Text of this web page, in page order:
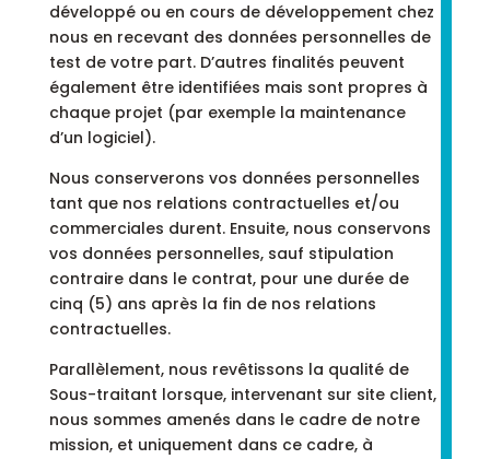
développé ou en cours de développement chez
nous en recevant des données personnelles de
test de votre part. D’autres finalités peuvent
également être identifiées mais sont propres à
chaque projet (par exemple la maintenance
d’un logiciel).
Nous conserverons vos données personnelles
tant que nos relations contractuelles et/ou
commerciales durent. Ensuite, nous conservons
vos données personnelles, sauf stipulation
contraire dans le contrat, pour une durée de
cinq (5) ans après la fin de nos relations
contractuelles.
Parallèlement, nous revêtissons la qualité de
Sous-traitant lorsque, intervenant sur site client,
nous sommes amenés dans le cadre de notre
mission, et uniquement dans ce cadre, à